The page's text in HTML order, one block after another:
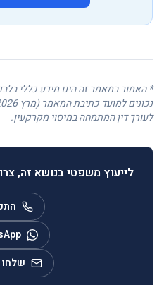
* האמור במאמר זה הינו מידע כללי
לעורך דין המתמחה במיסוי מקרקעין.
לייעוץ משפטי בנושא זה,
שלחו